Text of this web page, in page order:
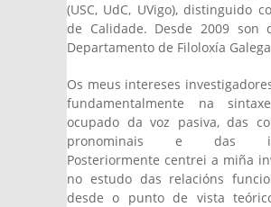
(USC, UdC, UVigo), distinguido
de Calidade. Desde 2009 son
Departamento de Filoloxía
Os meus intereses
fundamentalmente na
ocupado da voz pasiva, das
pronominais e das
Posteriormente centrei a miña
no estudo das relacións
desde o punto de vista